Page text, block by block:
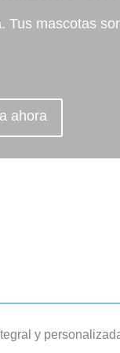
Tus mascotas
ahora
y